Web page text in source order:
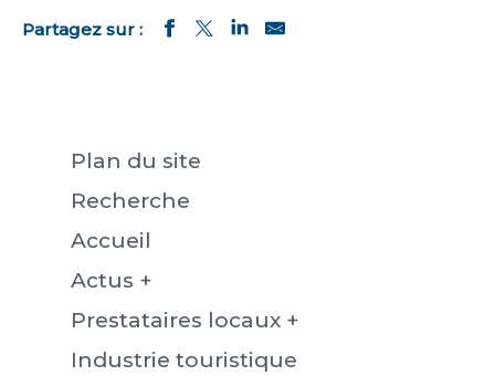
Plan du site
Recherche
Accueil
Actus +
Prestataires locaux +
Industrie touristique